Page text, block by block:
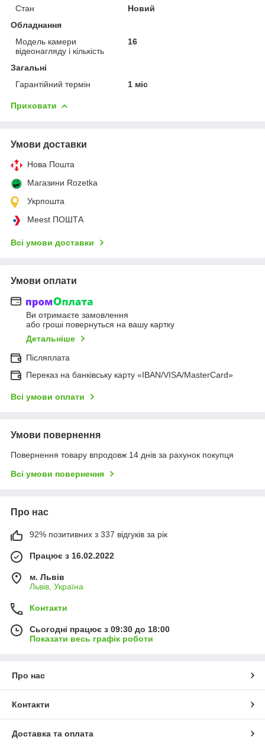
Стан
Новий
Обладнання
Модель камери
відеонагляду і кількість
16
Загальні
Гарантійний термін
1 міс
Приховати
Умови доставки
Нова Пошта
Магазини Rozetka
Укрпошта
Meest ПОШТА
Всі умови доставки
Умови оплати
Ви отримаєте замовлення
або гроші повернуться на вашу картку
Детальніше
Післяплата
Переказ на банківську карту «IBAN/VISA/MasterCard»
Всі умови оплати
Умови повернення
Повернення товару впродовж 14 днів за рахунок покупця
Всі умови повернення
Про нас
92% позитивних з 337 відгуків за рік
Працює з 16.02.2022
м. Львів
Львів, Україна
Контакти
Сьогодні працює з 09:30 до 18:00
Показати весь графік роботи
Про нас
Контакти
Доставка та оплата